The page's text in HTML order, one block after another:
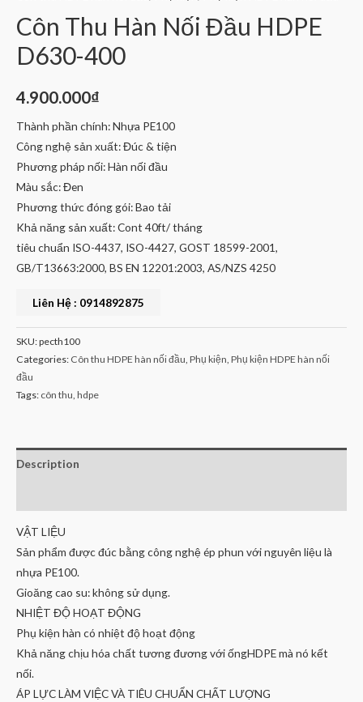
Côn Thu Hàn Nối Đầu HDPE
D630-400
4.900.000₫
Thành phần chính: Nhựa PE100
Công nghệ sản xuất: Đúc & tiện
Phương pháp nối: Hàn nối đầu
Màu sắc: Đen
Phương thức đóng gói: Bao tải
Khả năng sản xuất: Cont 40ft/ tháng
tiêu chuẩn ISO-4437, ISO-4427, GOST 18599-2001,
GB/T13663:2000, BS EN 12201:2003, AS/NZS 4250
Liên Hệ : 0914892875
SKU:pecth100
Categories: Côn thu HDPE hàn nối đầu Phụ kiện Phụ kiện HDPE hàn nối
đầu
Tags: côn thu hdpe
Description
VẬT LIỆU
Sản phẩm được đúc bằng công nghệ ép phun với nguyên liệu là
nhựa PE100.
Gioăng cao su: không sử dụng.
NHIỆT ĐỘ HOẠT ĐỘNG
Phụ kiện hàn có nhiệt độ hoạt động
Khả năng chịu hóa chất tương đương với ốngHDPE mà nó kết
nối.
ÁP LỰC LÀM VIỆC VÀ TIÊU CHUẨN CHẤT LƯỢNG